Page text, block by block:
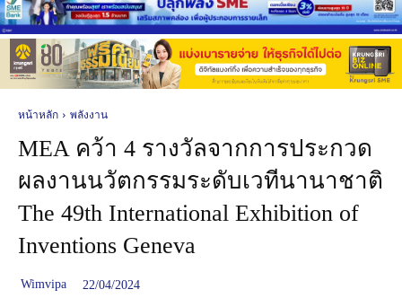
หน้าหลัก พลังงาน
MEA คว้า 4 รางวัลจากการประกวด
ผลงานนวัตกรรมระดับเวทีนานาชาติ
The 49th International Exhibition of
Inventions Geneva
Wimvipa 22/04/2024